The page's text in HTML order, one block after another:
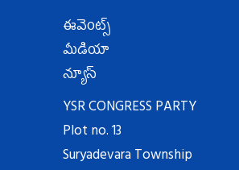
ఈవెంట్స్
మీడియా
న్యూస్
YSR CONGRESS PARTY
Plot no. 13
Suryadevara Township